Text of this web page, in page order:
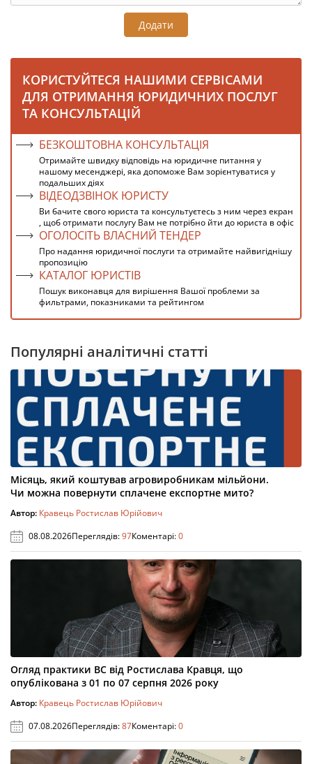
Додати
КОРИСТУЙТЕСЯ НАШИМИ СЕРВІСАМИ
ДЛЯ ОТРИМАННЯ ЮРИДИЧНИХ ПОСЛУГ
ТА КОНСУЛЬТАЦІЙ
БЕЗКОШТОВНА КОНСУЛЬТАЦІЯ
Отримайте швидку відповідь на юридичне питання у
нашому месенджері, яка допоможе Вам зорієнтуватися у
подальших діях
ВІДЕОДЗВІНОК ЮРИСТУ
Ви бачите свого юриста та консультуєтесь з ним через екран
, щоб отримати послугу Вам не потрібно йти до юриста в офіс
ОГОЛОСІТЬ ВЛАСНИЙ ТЕНДЕР
Про надання юридичної послуги та отримайте найвигіднішу
пропозицію
КАТАЛОГ ЮРИСТІВ
Пошук виконавця для вирішення Вашої проблеми за
фильтрами, показниками та рейтингом
Популярні аналітичні статті
Місяць, який коштував агровиробникам мільйони.
Чи можна повернути сплачене експортне мито?
Автор: Кравець Ростислав Юрійович
08.08.2026Переглядів:97Коментарі:0
Огляд практики ВС від Ростислава Кравця, що
опублікована з 01 по 07 серпня 2026 року
Автор: Кравець Ростислав Юрійович
07.08.2026Переглядів:87Коментарі:0